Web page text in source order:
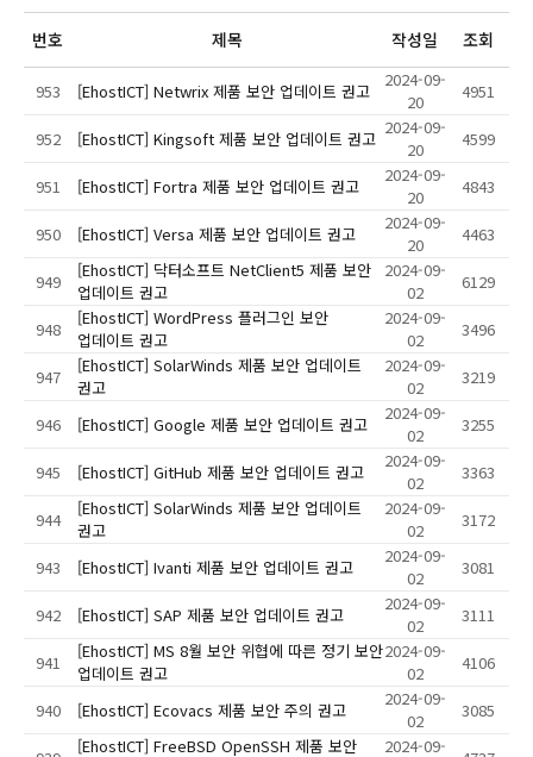
번호 제목 작성일 조회
953 [EhostICT] Netwrix 제품 보안 업데이트 권고
2024-09-
20
4951
952 [EhostICT] Kingsoft 제품 보안 업데이트 권고
2024-09-
20
4599
951 [EhostICT] Fortra 제품 보안 업데이트 권고
2024-09-
20
4843
950 [EhostICT] Versa 제품 보안 업데이트 권고
2024-09-
20
4463
949
[EhostICT] 닥터소프트 NetClient5 제품 보안
업데이트 권고
2024-09-
02
6129
948
[EhostICT] WordPress 플러그인 보안
업데이트 권고
2024-09-
02
3496
947
[EhostICT] SolarWinds 제품 보안 업데이트
권고
2024-09-
02
3219
946 [EhostICT] Google 제품 보안 업데이트 권고
2024-09-
02
3255
945 [EhostICT] GitHub 제품 보안 업데이트 권고
2024-09-
02
3363
944
[EhostICT] SolarWinds 제품 보안 업데이트
권고
2024-09-
02
3172
943 [EhostICT] Ivanti 제품 보안 업데이트 권고
2024-09-
02
3081
942 [EhostICT] SAP 제품 보안 업데이트 권고
2024-09-
02
3111
941
[EhostICT] MS 8월 보안 위협에 따른 정기 보안
업데이트 권고
2024-09-
02
4106
940 [EhostICT] Ecovacs 제품 보안 주의 권고
2024-09-
02
3085
[EhostICT] FreeBSD OpenSSH 제품 보안
2024-09-